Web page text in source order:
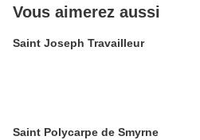
Vous aimerez aussi
Saint Joseph Travailleur
Saint Polycarpe de Smyrne